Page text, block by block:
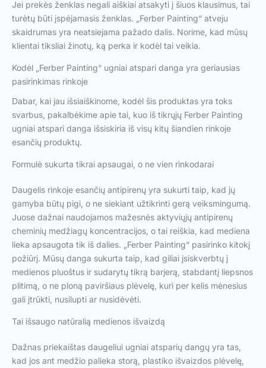
Jei prekės ženklas negali aiškiai atsakyti į šiuos klausimus, tai
turėtų būti įspėjamasis ženklas. „Ferber Painting“ atveju
skaidrumas yra neatsiejama pažado dalis. Norime, kad mūsų
klientai tiksliai žinotų, ką perka ir kodėl tai veikia.
Kodėl „Ferber Painting“ ugniai atspari danga yra geriausias
pasirinkimas rinkoje
Dabar, kai jau išsiaiškinome, kodėl šis produktas yra toks
svarbus, pakalbėkime apie tai, kuo iš tikrųjų Ferber Painting
ugniai atspari danga išsiskiria iš visų kitų šiandien rinkoje
esančių produktų.
Formulė sukurta tikrai apsaugai, o ne vien rinkodarai
Daugelis rinkoje esančių antipirenų yra sukurti taip, kad jų
gamyba būtų pigi, o ne siekiant užtikrinti gerą veiksmingumą.
Juose dažnai naudojamos mažesnės aktyviųjų antipirenų
cheminių medžiagų koncentracijos, o tai reiškia, kad mediena
lieka apsaugota tik iš dalies. „Ferber Painting“ pasirinko kitokį
požiūrį. Mūsų danga sukurta taip, kad giliai įsiskverbtų į
medienos pluoštus ir sudarytų tikrą barjerą, stabdantį liepsnos
plitimą, o ne ploną paviršiaus plėvelę, kuri per kelis mėnesius
gali įtrūkti, nusilupti ar nusidėvėti.
Tai išsaugo natūralią medienos išvaizdą
Dažnas priekaištas daugeliui ugniai atsparių dangų yra tas,
kad jos ant medžio palieka storą, plastiko išvaizdos plėvelę,